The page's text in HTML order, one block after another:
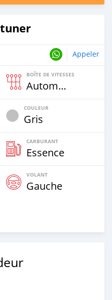
Appeler
BOÎTE DE VITESSES
Automatique
COULEUR
Gris
CARBURANT
Essence
VOLANT
Gauche